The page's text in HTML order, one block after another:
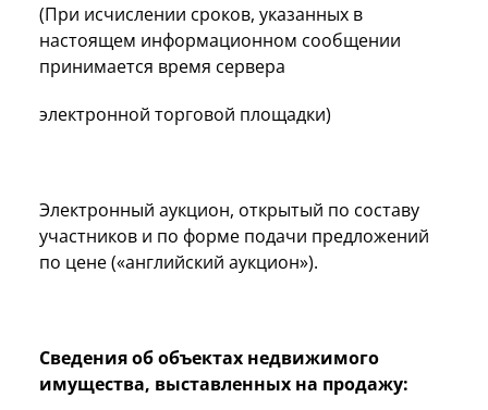
(При исчислении сроков, указанных в
настоящем информационном сообщении
принимается время сервера
электронной торговой площадки)
Электронный аукцион, открытый по составу
участников и по форме подачи предложений
по цене («английский аукцион»).
Сведения об объектах недвижимого
имущества, выставленных на продажу: